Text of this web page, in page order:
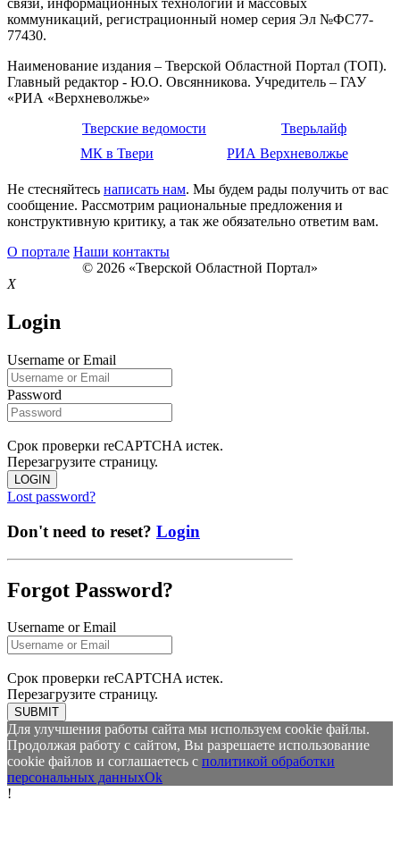
связи, информационных технологий и массовых
коммуникаций, регистрационный номер серия Эл №ФС77-
77430.
Наименование издания – Тверской Областной Портал (ТОП).
Главный редактор - Ю.О. Овсянникова. Учредитель – ГАУ
«РИА «Верхневолжье»
Тверские ведомости
Тверьлайф
МК в Твери
РИА Верхневолжье
Не стесняйтесь написать нам. Мы будем рады получить от вас
сообщение. Рассмотрим рациональные предложения и
конструктивную критику, а так же обязательно ответим вам.
О портале Наши контакты
© 2026 «Тверской Областной Портал»
X
Login
Username or Email
Password
Срок проверки reCAPTCHA истек.
Перезагрузите страницу.
LOGIN
Lost password?
Don't need to reset? Login
Forgot Password?
Username or Email
Срок проверки reCAPTCHA истек.
Перезагрузите страницу.
SUBMIT
Для улучшения работы сайта мы используем cookie файлы.
Продолжая работу с сайтом, Вы разрешаете использование
cookie файлов и соглашаетесь с политикой обработки
персональных данныхOk
!